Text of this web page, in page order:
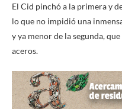
El Cid pinchó a la primera y
lo que no impidió una
y ya menor de la segunda,
aceros.